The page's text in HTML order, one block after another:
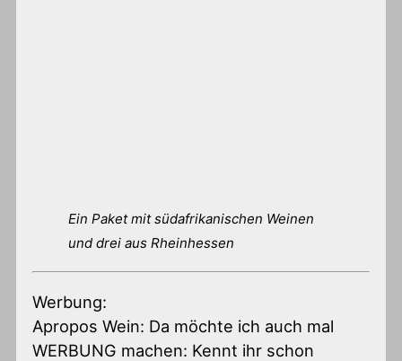
Ein Paket mit südafrikanischen Weinen
und drei aus Rheinhessen
Werbung:
Apropos Wein: Da möchte ich auch mal
WERBUNG machen: Kennt ihr schon